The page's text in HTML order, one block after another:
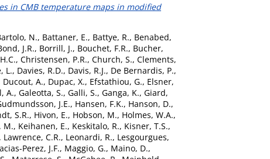
in CMB temperature maps in modified
N., Battaner, E., Battye, R., Benabed,
J.R., Borrill, J., Bouchet, F.R., Bucher,
, Christensen, P.R., Church, S., Clements,
L., Davies, R.D., Davis, R.J., De Bernardis, P.,
Ducout, A., Dupac, X., Efstathiou, G., Elsner,
A., Galeotta, S., Galli, S., Ganga, K., Giard,
J.E., Hansen, F.K., Hanson, D.,
S.R., Hivon, E., Hobson, M., Holmes, W.A.,
M., Keihanen, E., Keskitalo, R., Kisner, T.S.,
, Lawrence, C.R., Leonardi, R., Lesgourgues,
Perez, J.F., Maggio, G., Maino, D.,